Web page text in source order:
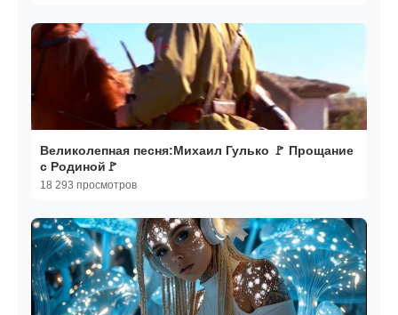
Великолепная песня:Михаил Гулько 🚩 Прощание
с Родиной🚩
18 293 просмотров